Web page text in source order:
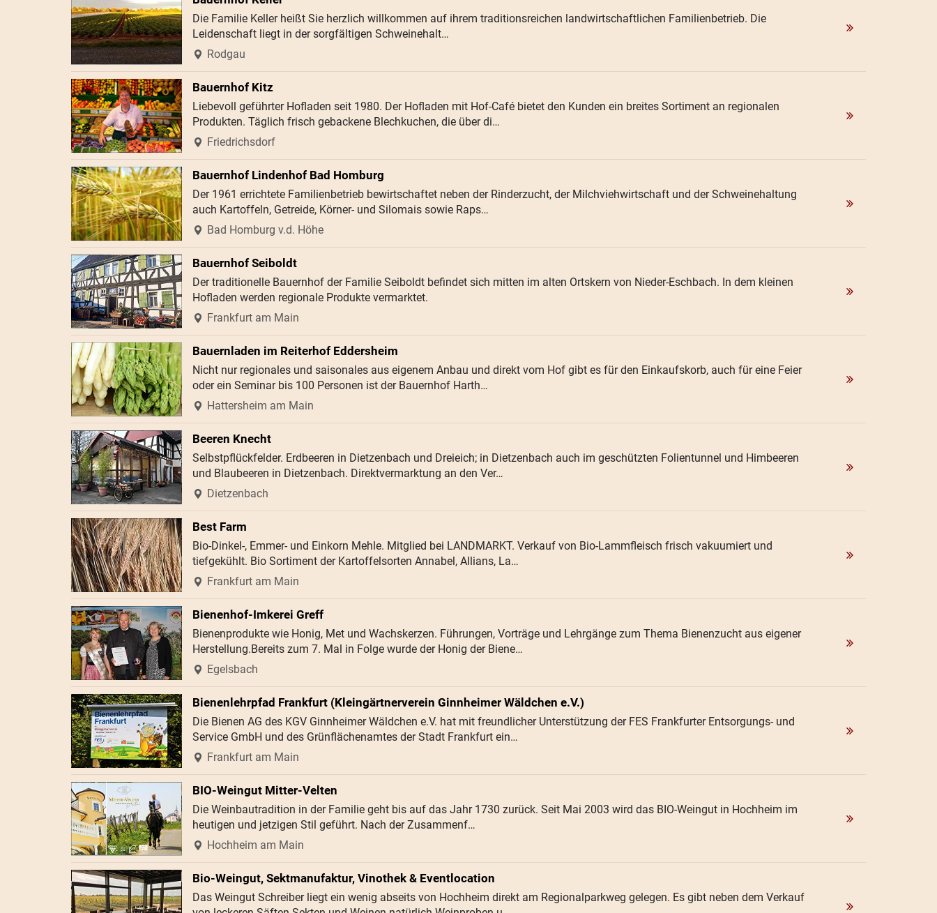
Die Familie Keller heißt Sie herzlich willkommen auf ihrem traditionsreichen landwirtschaftlichen Familienbetrieb. Die
Leidenschaft liegt in der sorgfältigen Schweinehalt…
Rodgau
Bauernhof Kitz
Liebevoll geführter Hofladen seit 1980. Der Hofladen mit Hof-Café bietet den Kunden ein breites Sortiment an regionalen
Produkten. Täglich frisch gebackene Blechkuchen, die über di…
Friedrichsdorf
Bauernhof Lindenhof Bad Homburg
Der 1961 errichtete Familienbetrieb bewirtschaftet neben der Rinderzucht, der Milchviehwirtschaft und der Schweinehaltung
auch Kartoffeln, Getreide, Körner- und Silomais sowie Raps…
Bad Homburg v.d. Höhe
Bauernhof Seiboldt
Der traditionelle Bauernhof der Familie Seiboldt befindet sich mitten im alten Ortskern von Nieder-Eschbach. In dem kleinen
Hofladen werden regionale Produkte vermarktet.
Frankfurt am Main
Bauernladen im Reiterhof Eddersheim
Nicht nur regionales und saisonales aus eigenem Anbau und direkt vom Hof gibt es für den Einkaufskorb, auch für eine Feier
oder ein Seminar bis 100 Personen ist der Bauernhof Harth…
Hattersheim am Main
Beeren Knecht
Selbstpflückfelder. Erdbeeren in Dietzenbach und Dreieich; in Dietzenbach auch im geschützten Folientunnel und Himbeeren
und Blaubeeren in Dietzenbach. Direktvermarktung an den Ver…
Dietzenbach
Best Farm
Bio-Dinkel-, Emmer- und Einkorn Mehle. Mitglied bei LANDMARKT. Verkauf von Bio-Lammfleisch frisch vakuumiert und
tiefgekühlt. Bio Sortiment der Kartoffelsorten Annabel, Allians, La…
Frankfurt am Main
Bienenhof-Imkerei Greff
Bienenprodukte wie Honig, Met und Wachskerzen. Führungen, Vorträge und Lehrgänge zum Thema Bienenzucht aus eigener
Herstellung.Bereits zum 7. Mal in Folge wurde der Honig der Biene…
Egelsbach
Bienenlehrpfad Frankfurt (Kleingärtnerverein Ginnheimer Wäldchen e.V.)
Die Bienen AG des KGV Ginnheimer Wäldchen e.V. hat mit freundlicher Unterstützung der FES Frankfurter Entsorgungs- und
Service GmbH und des Grünflächenamtes der Stadt Frankfurt ein…
Frankfurt am Main
BIO-Weingut Mitter-Velten
Die Weinbautradition in der Familie geht bis auf das Jahr 1730 zurück. Seit Mai 2003 wird das BIO-Weingut in Hochheim im
heutigen und jetzigen Stil geführt. Nach der Zusammenf…
Hochheim am Main
Bio-Weingut, Sektmanufaktur, Vinothek & Eventlocation
Das Weingut Schreiber liegt ein wenig abseits von Hochheim direkt am Regionalparkweg gelegen. Es gibt neben dem Verkauf